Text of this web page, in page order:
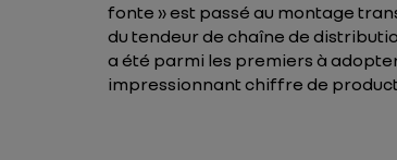
fonte » est passé au montage
du tendeur de chaîne de
a été parmi les premiers à
impressionnant chiffre de